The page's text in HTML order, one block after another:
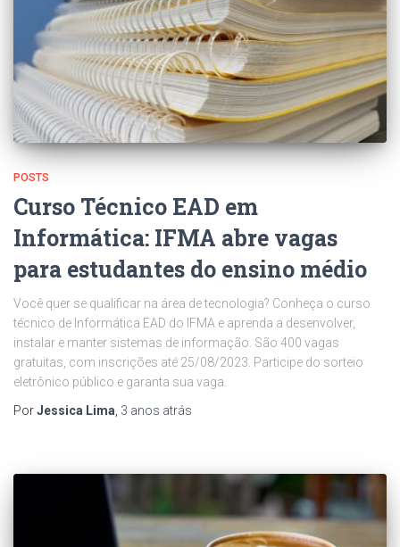
POSTS
Curso Técnico EAD em
Informática: IFMA abre vagas
para estudantes do ensino médio
Você quer se qualificar na área de tecnologia? Conheça o curso
técnico de Informática EAD do IFMA e aprenda a desenvolver,
instalar e manter sistemas de informação. São 400 vagas
gratuitas, com inscrições até 25/08/2023. Participe do sorteio
eletrônico público e garanta sua vaga.
PorJessica Lima 3 anos atrás